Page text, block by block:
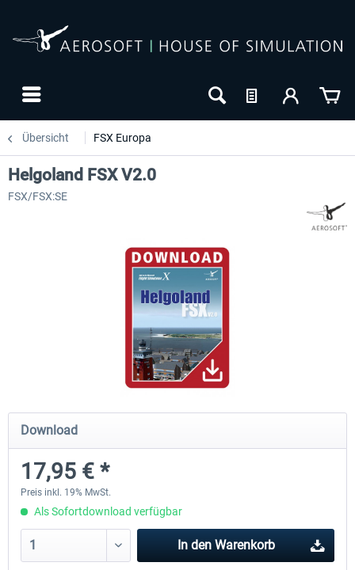
Übersicht FSX Europa
Mega Airport Frankfurt V2.0
29,95 € *
Mega Airport Berlin
Helgoland FSX V2.0
FSX/FSX:SE
Download
17,95 € *
Preis inkl. 19% MwSt.
Als Sofortdownload verfügbar
In den Warenkorb